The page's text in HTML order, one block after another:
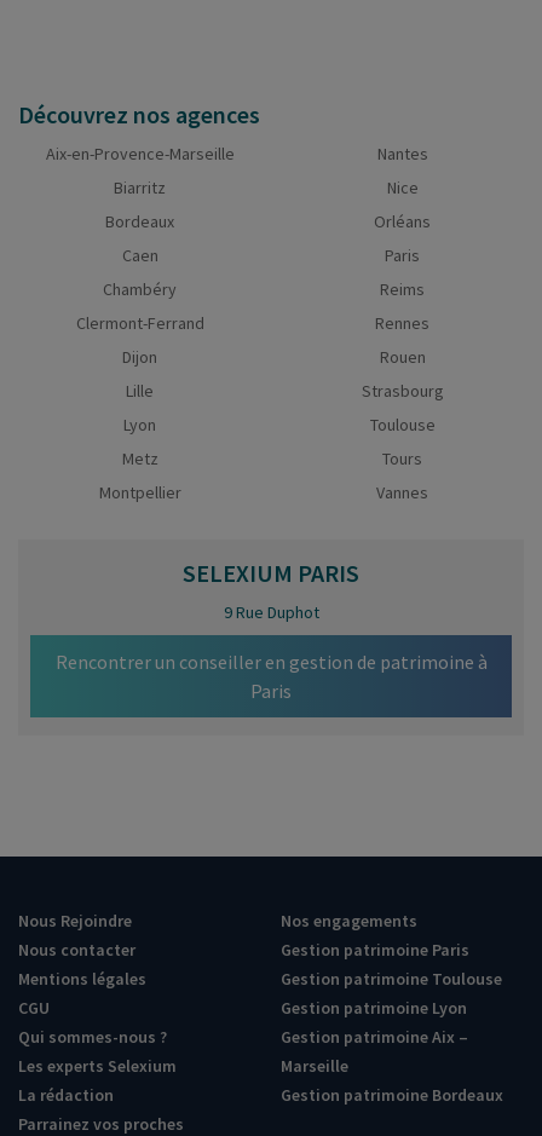
Découvrez nos agences
Aix-en-Provence-Marseille
Biarritz
Bordeaux
Caen
Chambéry
Clermont-Ferrand
Dijon
Lille
Lyon
Metz
Montpellier
Nantes
Nice
Orléans
Paris
Reims
Rennes
Rouen
Strasbourg
Toulouse
Tours
Vannes
SELEXIUM PARIS
9 Rue Duphot
Rencontrer un conseiller en gestion de patrimoine à
Paris
Nous Rejoindre
Nous contacter
Mentions légales
CGU
Qui sommes-nous ?
Les experts Selexium
La rédaction
Parrainez vos proches
Nos engagements
Gestion patrimoine Paris
Gestion patrimoine Toulouse
Gestion patrimoine Lyon
Gestion patrimoine Aix –
Marseille
Gestion patrimoine Bordeaux